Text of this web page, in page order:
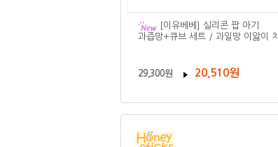
[이유베베] 실리콘 팝 아기
과즙망+큐브 세트 / 과일망 이앓이 치
29,300원 20,510원